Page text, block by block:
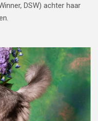
DSW) achter haar